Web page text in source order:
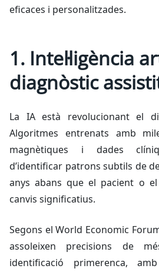
eficaces i personalitzades.
1. Intel·ligència
diagnòstic
La IA està revolucionant el
Algoritmes entrenats amb
magnètiques i dades
d’identificar patrons subtils de
anys abans que el pacient o
canvis significatius.
Segons el World Economic
assoleixen precisions de
identificació primerenca,